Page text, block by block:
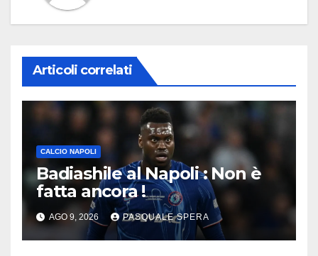
Articoli correlati
CALCIO NAPOLI
Badiashile al Napoli : Non è
fatta ancora !
AGO 9, 2026 PASQUALE SPERA